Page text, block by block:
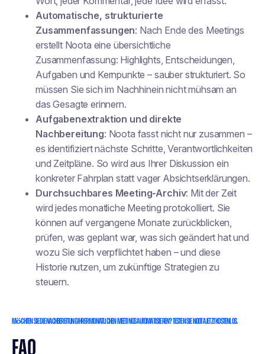
Automatische, strukturierte
Zusammenfassungen: Nach Ende des Meetings
erstellt Noota eine übersichtliche
Zusammenfassung: Highlights, Entscheidungen,
Aufgaben und Kernpunkte – sauber strukturiert. So
müssen Sie sich im Nachhinein nicht mühsam an
das Gesagte erinnern.
Aufgabenextraktion und direkte
Nachbereitung: Noota fasst nicht nur zusammen –
es identifiziert nächste Schritte, Verantwortlichkeiten
und Zeitpläne. So wird aus Ihrer Diskussion ein
konkreter Fahrplan statt vager Absichtserklärungen.
Durchsuchbares Meeting-Archiv: Mit der Zeit
wird jedes monatliche Meeting protokolliert. Sie
können auf vergangene Monate zurückblicken,
prüfen, was geplant war, was sich geändert hat und
wozu Sie sich verpflichtet haben – und diese
Historie nutzen, um zukünftige Strategien zu
steuern.
Möchten Sie die Nachbereitung Ihrer monatlichen Meetings automatisieren? Testen Sie Noota jetzt kostenlos.
FAQ